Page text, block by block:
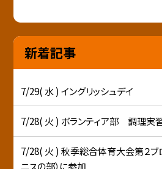
新着記事
7/29( 水 ) イングリッシュデイ
7/28( 火 ) ボランティア部 調理実
7/28( 火 ) 秋季総合体育大会第２ブ
ニスの部）に参加